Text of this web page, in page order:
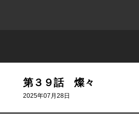
第３９話 燦々
2025年07月28日